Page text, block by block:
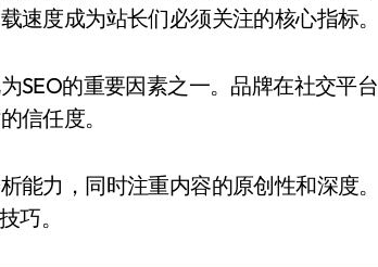
速度成为站长们必须关注的核心指标。
SEO的重要因素之一。品牌在社交平台
信任度。
能力，同时注重内容的原创性和深度。
巧。